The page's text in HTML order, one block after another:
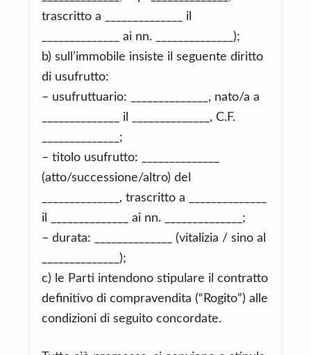
trascritto a ______________ il
______________ ai nn. ______________);
b) sull’immobile insiste il seguente diritto
di usufrutto:
– usufruttuario: ______________, nato/a a
______________ il ______________, C.F.
______________;
– titolo usufrutto: ______________
(atto/successione/altro) del
______________, trascritto a ______________
il ______________ ai nn. ______________;
– durata: ______________ (vitalizia / sino al
______________);
c) le Parti intendono stipulare il contratto
definitivo di compravendita (“Rogito”) alle
condizioni di seguito concordate.